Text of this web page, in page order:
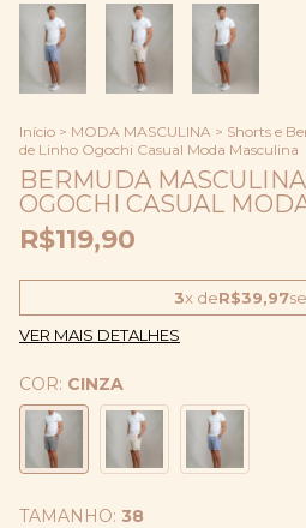
Início > MODA MASCULINA > Shorts e
de Linho Ogochi Casual Moda Masculina
BERMUDA
OGOCHI CASUAL
R$119,90
3x deR$39,97
VER MAIS DETALHES
COR: CINZA
TAMANHO: 38